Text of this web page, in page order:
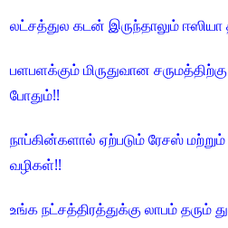
லட்சத்துல கடன் இருந்தாலும் ஈஸியா
பளபளக்கும் மிருதுவான
போதும்!!
நாப்கின்களால் ஏற்படும் ரேசஸ்
வழிகள்!!
உங்க நட்சத்திரத்துக்கு லாபம் தரும்